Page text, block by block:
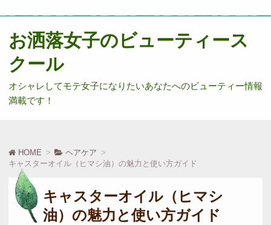
お洒落女子のビューティース
クール
オシャレしてモテ女子になりたいあなたへのビューティー情報
満載です！
HOME
ヘアケア
キャスターオイル（ヒマシ油）の魅力と使い方ガイド
キャスターオイル（ヒマシ
油）の魅力と使い方ガイド